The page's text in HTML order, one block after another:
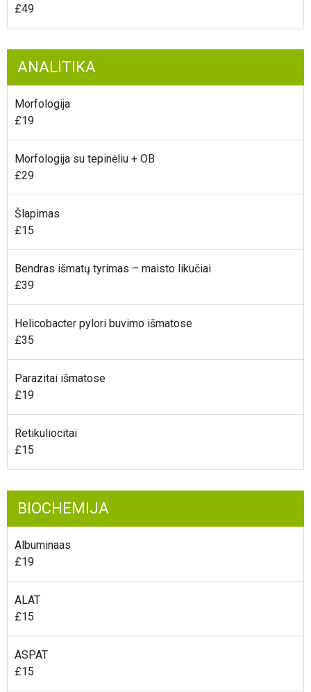
£49
ANALITIKA
Morfologija
£19
Morfologija su tepinėliu + OB
£29
Šlapimas
£15
Bendras išmatų tyrimas – maisto likučiai
£39
Helicobacter pylori buvimo išmatose
£35
Parazitai išmatose
£19
Retikuliocitai
£15
BIOCHEMIJA
Albuminaas
£19
ALAT
£15
ASPAT
£15